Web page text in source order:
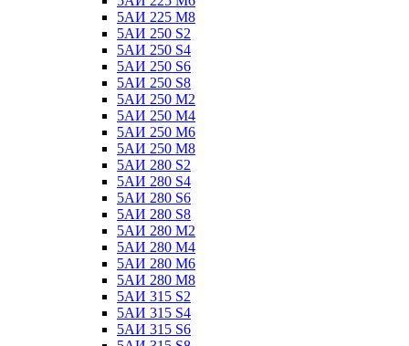
5АИ 225 М8
5АИ 250 S2
5АИ 250 S4
5АИ 250 S6
5АИ 250 S8
5АИ 250 М2
5АИ 250 М4
5АИ 250 М6
5АИ 250 М8
5АИ 280 S2
5АИ 280 S4
5АИ 280 S6
5АИ 280 S8
5АИ 280 М2
5АИ 280 М4
5АИ 280 М6
5АИ 280 М8
5АИ 315 S2
5АИ 315 S4
5АИ 315 S6